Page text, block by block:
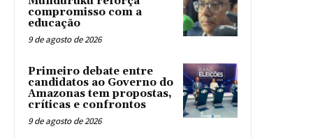
compromisso com a
educação
9 de agosto de 2026
Primeiro debate entre
candidatos ao Governo do
Amazonas tem propostas,
críticas e confrontos
9 de agosto de 2026